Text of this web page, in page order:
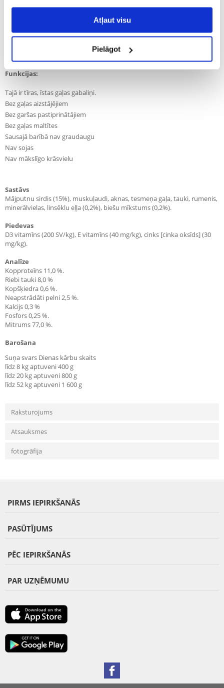
Atļaut visu
Pielāgot
Recommend
ir sabalansēta mitrā barība suņiem cienītājiem, kas sastāv tikai no
tīras gaļas un ir pielāgota šīs sugas suņu barības vajadzībām.
Funkcijas:
Tajā ir tīras, īstas gaļas gabaliņi.
Bez gaļas aizstājējiem
Bez garšas pastiprinātājiem
Bez gaļas maltītes
Sausajā barībā nav graudaugu
Nav sojas
Nav mākslīgo krāsvielu
Sastāvs
Mājputnu sirdis (15%), muskuļaudi, aknas, tesmeņa gaļa, tauki, rumenis,
minerālvielas, linsēklu eļļa (0,2%), biešu mīkstums (0,2%).
Piedevas
D3 vitamīns (200 SV/kg), E vitamīns (40 mg/kg), cinks [cinka oksīds] (30
mg/kg).
Analīze
Kopproteīns 11,0 %.
Riebi tauki 8,0 %
Kopšķiedra 0,6 %.
Neapstrādāti pelni 2,5 %.
Kalcijs 0,3 %
Fosfors 0,25 %.
Mitrums 77,0 %.
Barošana
Suņa svars Dienas kārbu skaits
līdz 8 kg aptuveni 400 g
līdz 20 kg aptuveni 800 g
līdz 52 kg aptuveni 1 600 g
Raksturojums
Atsauksmes
fotogrāfija
PIRMS IEPIRKŠANĀS
PASŪTĪJUMS
PĒC IEPIRKŠANĀS
PAR UZŅĒMUMU